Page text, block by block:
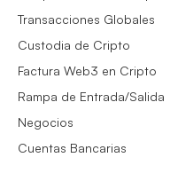
Transacciones Globales
Custodia de Cripto
Factura Web3 en Cripto
Rampa de Entrada/Salida
Negocios
Cuentas Bancarias